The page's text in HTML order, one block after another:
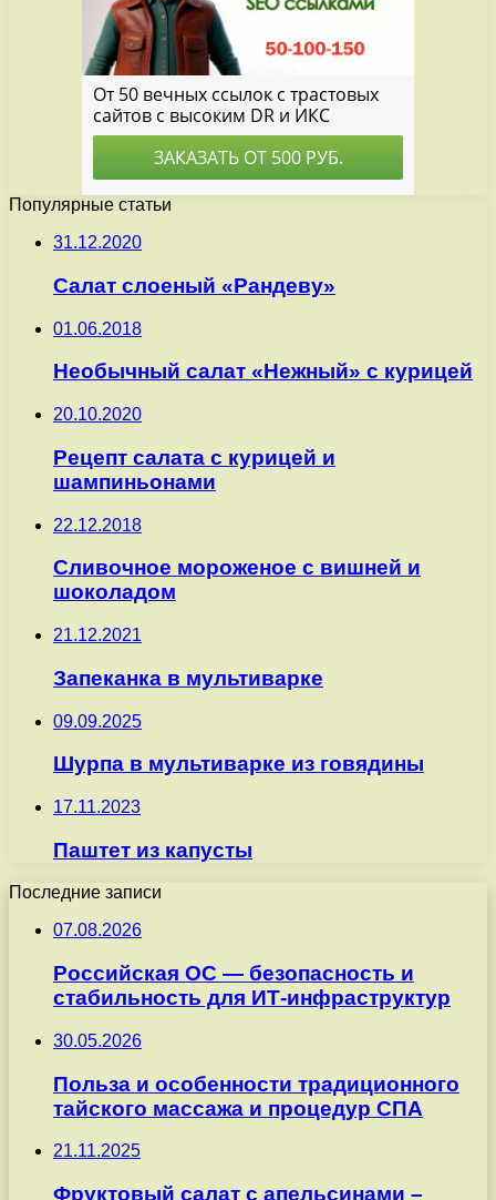
Популярные статьи
31.12.2020
Салат слоеный «Рандеву»
01.06.2018
Необычный салат «Нежный» с курицей
20.10.2020
Рецепт салата с курицей и
шампиньонами
22.12.2018
Сливочное мороженое с вишней и
шоколадом
21.12.2021
Запеканка в мультиварке
09.09.2025
Шурпа в мультиварке из говядины
17.11.2023
Паштет из капусты
Последние записи
07.08.2026
Российская ОС — безопасность и
стабильность для ИТ-инфраструктур
30.05.2026
Польза и особенности традиционного
тайского массажа и процедур СПА
21.11.2025
Фруктовый салат с апельсинами –